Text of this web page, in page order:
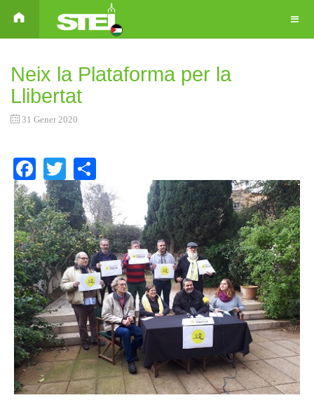
Neix la Plataforma per la
Llibertat
31 Gener 2020
Facebook
Twitter